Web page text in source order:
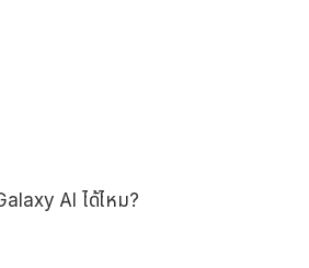
AI ได้ไหม?